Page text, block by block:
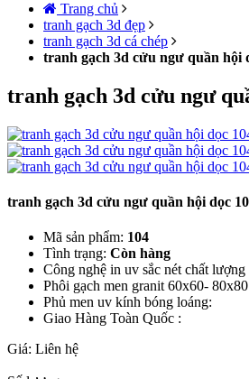
Trang chủ
tranh gạch 3d đẹp
tranh gạch 3d cá chép
tranh gạch 3d cửu ngư quần hội
tranh gạch 3d cửu ngư
tranh gạch 3d cửu ngư quần hội dọc
Mã sản phẩm: 104
Tình trạng: Còn hàng
Công nghệ in uv sắc nét chất lượng
Phôi gạch men granit 60x60-
Phủ men uv kính bóng loáng:
Giao Hàng Toàn Quốc :
Giá: Liên hệ